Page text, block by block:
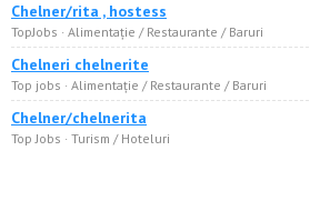
Chelner/rita , hostess
TopJobs · Alimentație / Restaurante / Baruri
Chelneri chelnerite
Top jobs · Alimentație / Restaurante / Baruri
Chelner/chelnerita
Top Jobs · Turism / Hoteluri